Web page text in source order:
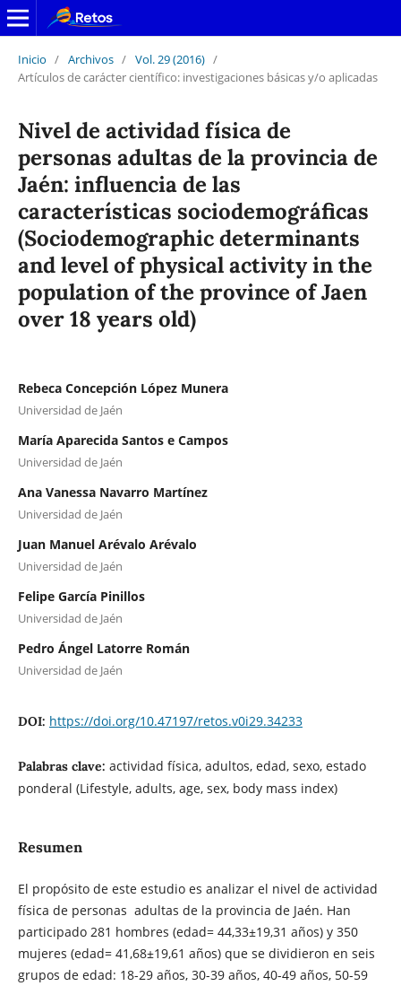
Inicio / Archivos / Vol. 29 (2016) /
Artículos de carácter científico: investigaciones básicas y/o aplicadas
Nivel de actividad física de
personas adultas de la provincia de
Jaén: influencia de las
características sociodemográficas
(Sociodemographic determinants
and level of physical activity in the
population of the province of Jaen
over 18 years old)
Rebeca Concepción López Munera
Universidad de Jaén
María Aparecida Santos e Campos
Universidad de Jaén
Ana Vanessa Navarro Martínez
Universidad de Jaén
Juan Manuel Arévalo Arévalo
Universidad de Jaén
Felipe García Pinillos
Universidad de Jaén
Pedro Ángel Latorre Román
Universidad de Jaén
DOI: https://doi.org/10.47197/retos.v0i29.34233
Palabras clave: actividad física, adultos, edad, sexo, estado
ponderal (Lifestyle, adults, age, sex, body mass index)
Resumen
El propósito de este estudio es analizar el nivel de actividad
física de personas adultas de la provincia de Jaén. Han
participado 281 hombres (edad= 44,33±19,31 años) y 350
mujeres (edad= 41,68±19,61 años) que se dividieron en seis
grupos de edad: 18-29 años, 30-39 años, 40-49 años, 50-59